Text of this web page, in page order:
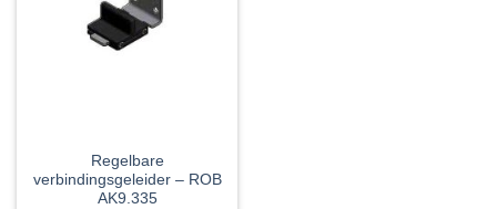
Regelbare
verbindingsgeleider – ROB
AK9.335